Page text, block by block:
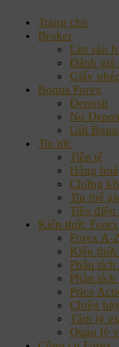
Trang chủ
Broker
List sàn
Đánh giá
Giấy
Bonus Forex
Deposit
No
Gửi
Tin tức
Tiền tệ
Hàng hoá
Chứng
Tin thế
Tiền điện
Kiến thức Forex
Forex A-Z
Kiến
Phân tích
Phân
Price
Chiến
Tâm lý
Quản lý